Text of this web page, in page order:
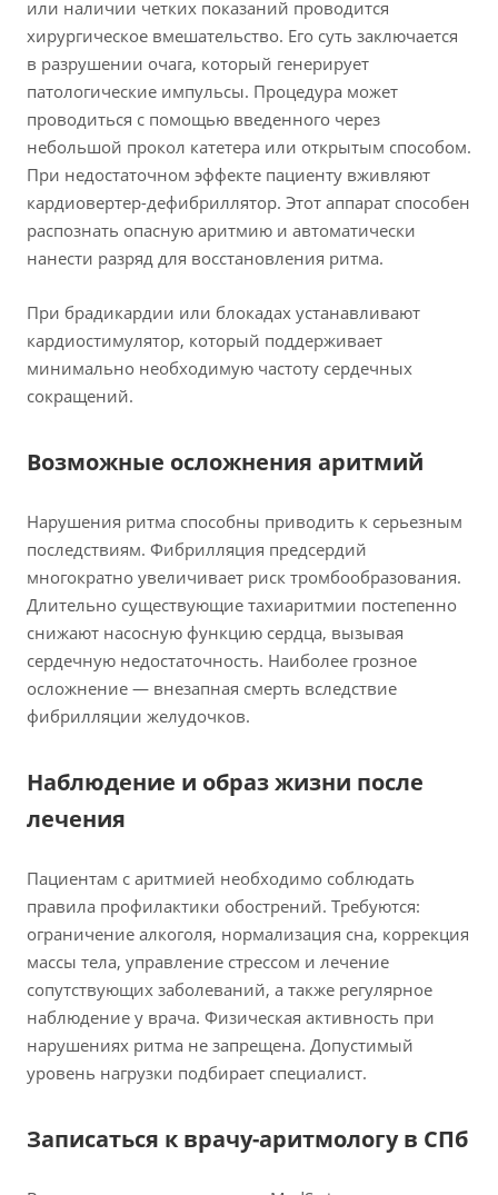
или наличии четких показаний проводится
хирургическое вмешательство. Его суть заключается
в разрушении очага, который генерирует
патологические импульсы. Процедура может
проводиться с помощью введенного через
небольшой прокол катетера или открытым способом.
При недостаточном эффекте пациенту вживляют
кардиовертер-дефибриллятор. Этот аппарат способен
распознать опасную аритмию и автоматически
нанести разряд для восстановления ритма.
При брадикардии или блокадах устанавливают
кардиостимулятор, который поддерживает
минимально необходимую частоту сердечных
сокращений.
Возможные осложнения аритмий
Нарушения ритма способны приводить к серьезным
последствиям. Фибрилляция предсердий
многократно увеличивает риск тромбообразования.
Длительно существующие тахиаритмии постепенно
снижают насосную функцию сердца, вызывая
сердечную недостаточность. Наиболее грозное
осложнение — внезапная смерть вследствие
фибрилляции желудочков.
Наблюдение и образ жизни после
лечения
Пациентам с аритмией необходимо соблюдать
правила профилактики обострений. Требуются:
ограничение алкоголя, нормализация сна, коррекция
массы тела, управление стрессом и лечение
сопутствующих заболеваний, а также регулярное
наблюдение у врача. Физическая активность при
нарушениях ритма не запрещена. Допустимый
уровень нагрузки подбирает специалист.
Записаться к врачу-аритмологу в СПб